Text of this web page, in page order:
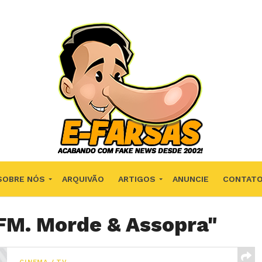
NÓS ARQUIVÃO ARTIGOS ANUNCIE CONTATO
Morde & Assopra"